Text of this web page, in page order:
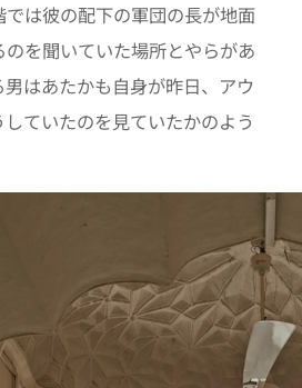
は彼の配下の軍団の長が地面
を聞いていた場所とやらがあ
はあたかも自身が昨日、アウ
ていたのを見ていたかのよう